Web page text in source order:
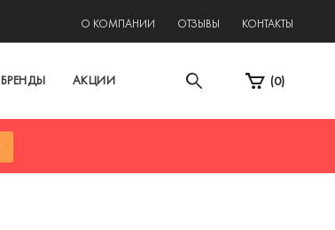
О КОМПАНИИ ОТЗЫВЫ КОНТАКТЫ
БРЕНДЫ АКЦИИ (0)